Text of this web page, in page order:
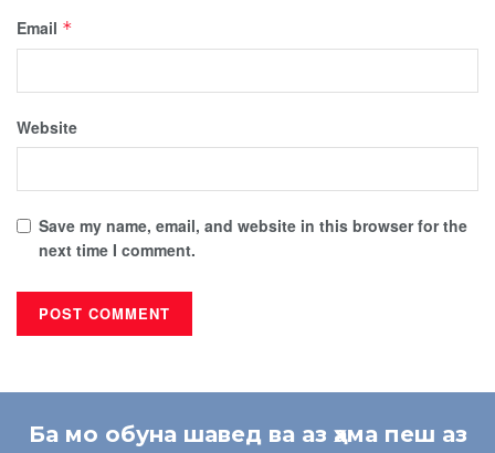
Email *
Website
Save my name, email, and website in this browser for the
next time I comment.
Ба мо обуна шавед ва аз ҳама пеш аз